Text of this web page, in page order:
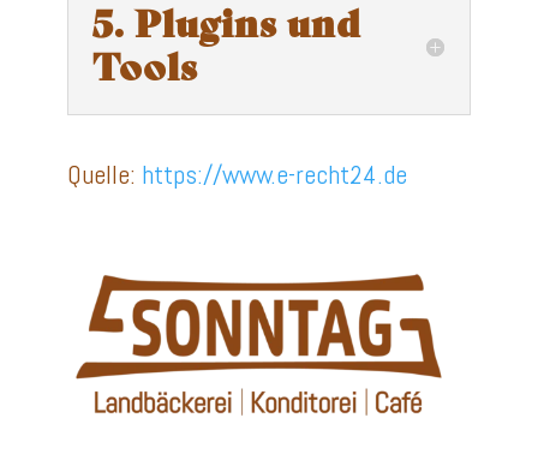
5. Plugins und
Tools
Quelle: https://www.e-recht24.de